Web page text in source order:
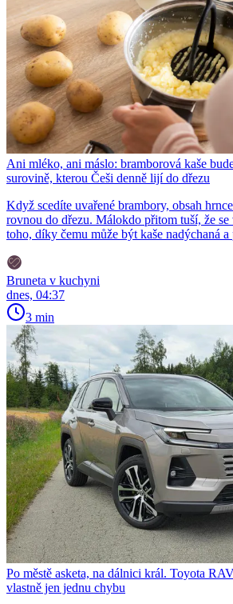
Ani mléko, ani máslo: bramborová kaše
surovině, kterou Češi denně lijí do dřezu
Když scedíte uvařené brambory, obsah
rovnou do dřezu. Málokdo přitom tuší, že
toho, díky čemu může být kaše nadýchaná
Bruneta v kuchyni
dnes, 04:37
3 min
Po městě asketa, na dálnici král. Toyota
vlastně jen jednu chybu